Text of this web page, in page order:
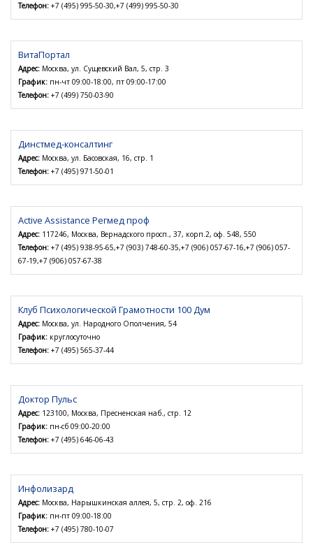
Телефон: +7 (495) 995-50-30,+7 (499) 995-50-30
ВитаПортал
Адрес: Москва, ул. Сущевский Вал, 5, стр. 3
График: пн-чт 09:00-18:00, пт 09:00-17:00
Телефон: +7 (499) 750-03-90
Динстмед-консалтинг
Адрес: Москва, ул. Басовская, 16, стр. 1
Телефон: +7 (495) 971-50-01
Active Assistance Регмед проф
Адрес: 117246, Москва, Вернадского просп., 37, корп.2, оф. 548, 550
Телефон: +7 (495) 938-95-65,+7 (903) 748-60-35,+7 (906) 057-67-16,+7 (906) 057-
67-19,+7 (906) 057-67-38
Клуб Психологической Грамотности 100 Дум
Адрес: Москва, ул. Народного Ополчения, 54
График: круглосуточно
Телефон: +7 (495) 565-37-44
Доктор Пульс
Адрес: 123100, Москва, Пресненская наб., стр. 12
График: пн-сб 09:00-20:00
Телефон: +7 (495) 646-06-43
Инфолизард
Адрес: Москва, Нарышкинская аллея, 5, стр. 2, оф. 216
График: пн-пт 09:00-18:00
Телефон: +7 (495) 780-10-07